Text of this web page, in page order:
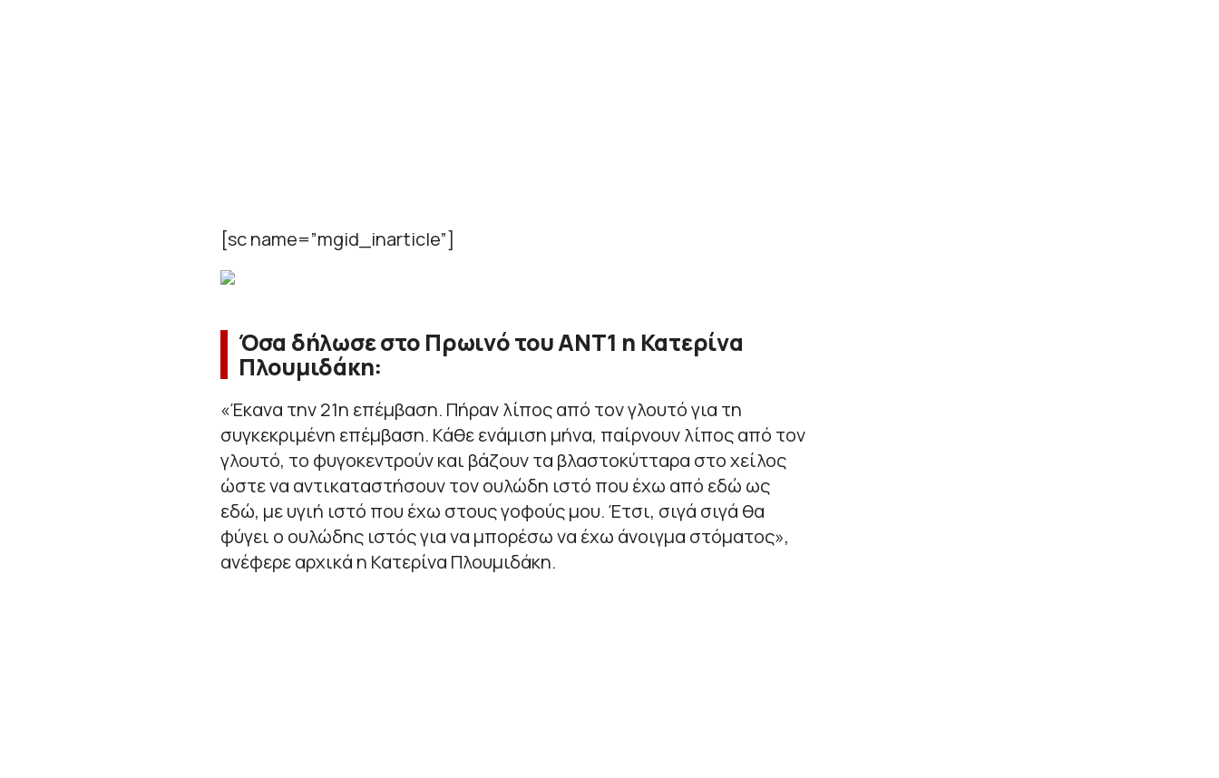
[sc name=”mgid_inarticle”]
Όσα δήλωσε στο Πρωινό του ΑΝΤ1 η Κατερίνα
Πλουμιδάκη:
«Έκανα την 21η επέμβαση. Πήραν λίπος από τον γλουτό για τη
συγκεκριμένη επέμβαση. Κάθε ενάμιση μήνα, παίρνουν λίπος από τον
γλουτό, το φυγοκεντρούν και βάζουν τα βλαστοκύτταρα στο χείλος
ώστε να αντικαταστήσουν τον ουλώδη ιστό που έχω από εδώ ως
εδώ, με υγιή ιστό που έχω στους γοφούς μου. Έτσι, σιγά σιγά θα
φύγει ο ουλώδης ιστός για να μπορέσω να έχω άνοιγμα στόματος»,
ανέφερε αρχικά η Κατερίνα Πλουμιδάκη.